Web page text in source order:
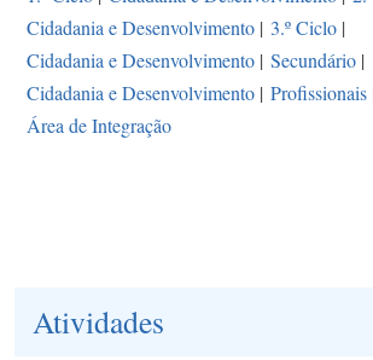
Cidadania e Desenvolvimento | 3.º Ciclo |
Cidadania e Desenvolvimento | Secundário |
Cidadania e Desenvolvimento | Profissionais
Área de Integração
Atividades